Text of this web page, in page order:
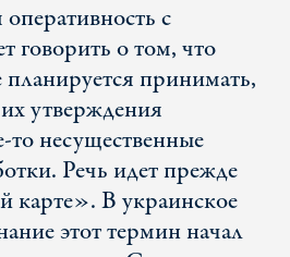
с
говорить о том, что
принимать,
утверждения
несущественные
Речь идет прежде
карте». В украинское
этот термин начал